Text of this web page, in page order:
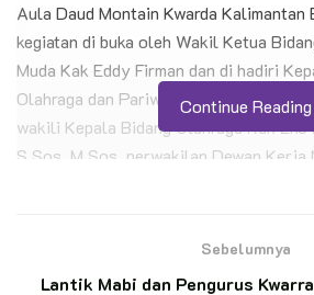
Aula Daud Montain Kwarda Kalimantan
kegiatan di buka oleh Wakil Ketua
Muda Kak Eddy Firman dan di hadiri
Olahraga dan Pariwisata Provinsi
wakili Kepala Bidang Olahraga Kak
S.Sos, M.Sos, perwakilan Dewan Kerja
Continue Reading
Sebelumnya
Lantik Mabi dan Pengurus